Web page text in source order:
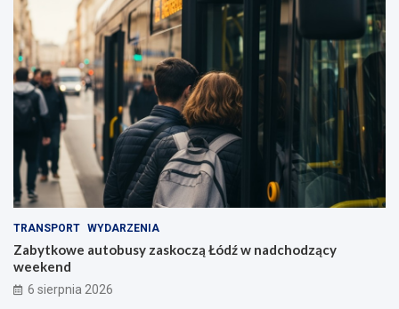
TRANSPORT WYDARZENIA
Zabytkowe autobusy zaskoczą Łódź w nadchodzący
weekend
6 sierpnia 2026